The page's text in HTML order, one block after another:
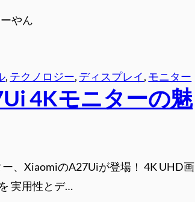
やん
, テクノロジー, ディスプレイ, モニター
4Kモニターの魅
、XiaomiのA27Uiが登場！ 4K UHD画
実用性とデ…